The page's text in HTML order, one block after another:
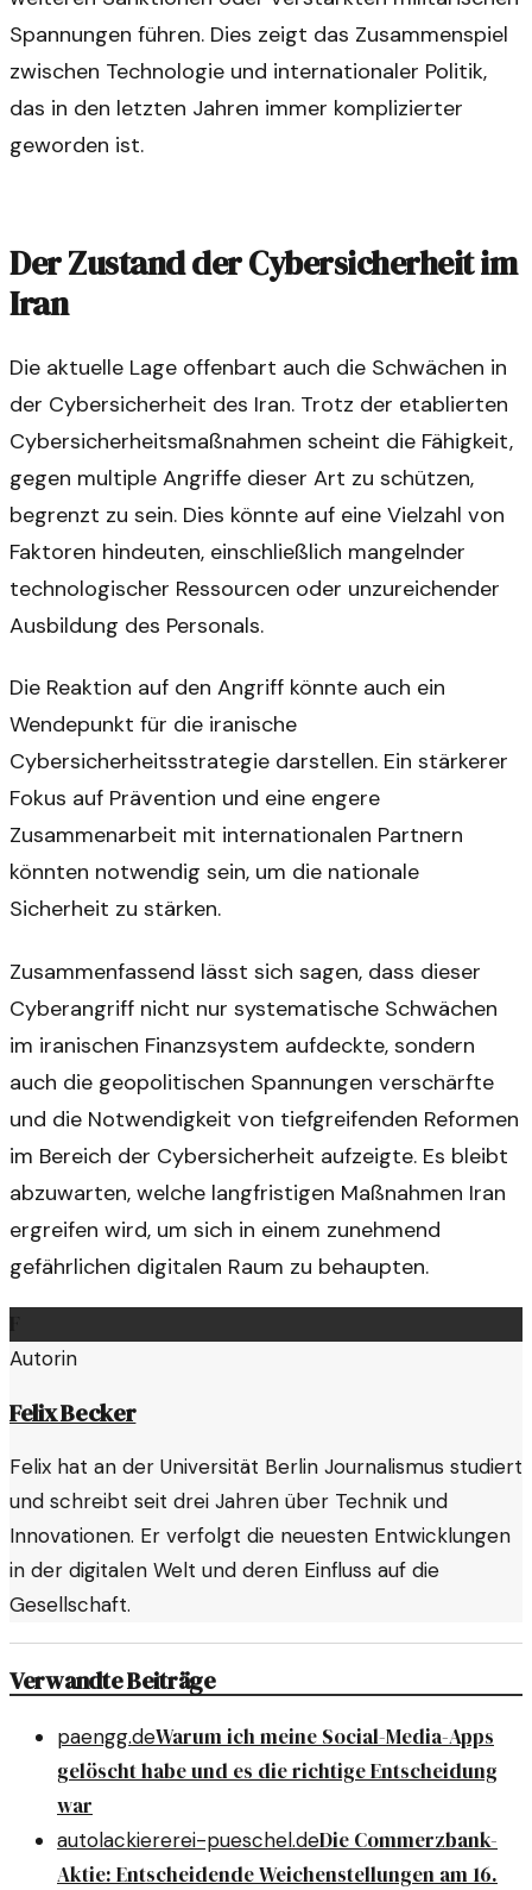
Spannungen führen. Dies zeigt das Zusammenspiel
zwischen Technologie und internationaler Politik,
das in den letzten Jahren immer komplizierter
geworden ist.
Der Zustand der Cybersicherheit im
Iran
Die aktuelle Lage offenbart auch die Schwächen in
der Cybersicherheit des Iran. Trotz der etablierten
Cybersicherheitsmaßnahmen scheint die Fähigkeit,
gegen multiple Angriffe dieser Art zu schützen,
begrenzt zu sein. Dies könnte auf eine Vielzahl von
Faktoren hindeuten, einschließlich mangelnder
technologischer Ressourcen oder unzureichender
Ausbildung des Personals.
Die Reaktion auf den Angriff könnte auch ein
Wendepunkt für die iranische
Cybersicherheitsstrategie darstellen. Ein stärkerer
Fokus auf Prävention und eine engere
Zusammenarbeit mit internationalen Partnern
könnten notwendig sein, um die nationale
Sicherheit zu stärken.
Zusammenfassend lässt sich sagen, dass dieser
Cyberangriff nicht nur systematische Schwächen
im iranischen Finanzsystem aufdeckte, sondern
auch die geopolitischen Spannungen verschärfte
und die Notwendigkeit von tiefgreifenden Reformen
im Bereich der Cybersicherheit aufzeigte. Es bleibt
abzuwarten, welche langfristigen Maßnahmen Iran
ergreifen wird, um sich in einem zunehmend
gefährlichen digitalen Raum zu behaupten.
Autorin
Felix Becker
Felix hat an der Universität Berlin Journalismus studiert
und schreibt seit drei Jahren über Technik und
Innovationen. Er verfolgt die neuesten Entwicklungen
in der digitalen Welt und deren Einfluss auf die
Gesellschaft.
Verwandte Beiträge
paengg.deWarum ich meine Social-Media-Apps
gelöscht habe und es die richtige Entscheidung
war
autolackiererei-pueschel.deDie Commerzbank-
Aktie: Entscheidende Weichenstellungen am 16.